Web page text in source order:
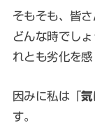
そもそも、皆
どんな時でし
れとも劣化を
因みに私は「気
す。